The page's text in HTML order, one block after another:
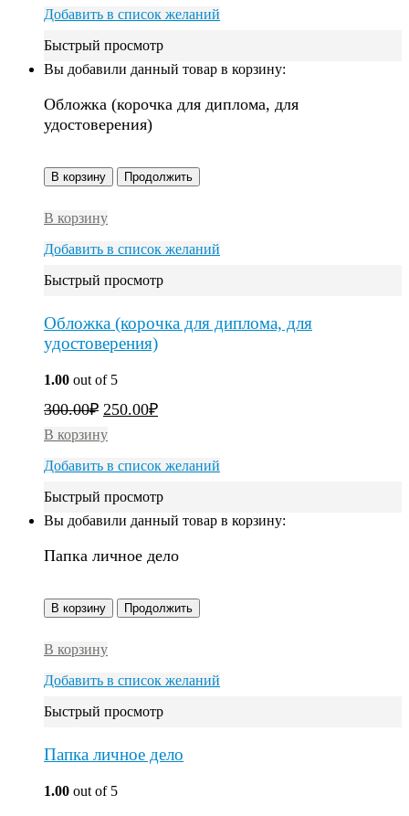
Добавить в список желаний
Быстрый просмотр
Вы добавили данный товар в корзину:
Обложка (корочка для диплома, для
удостоверения)
В корзину Продолжить
В корзину
Добавить в список желаний
Быстрый просмотр
Обложка (корочка для диплома, для
удостоверения)
1.00 out of 5
300.00₽ 250.00₽
В корзину
Добавить в список желаний
Быстрый просмотр
Вы добавили данный товар в корзину:
Папка личное дело
В корзину Продолжить
В корзину
Добавить в список желаний
Быстрый просмотр
Папка личное дело
1.00 out of 5